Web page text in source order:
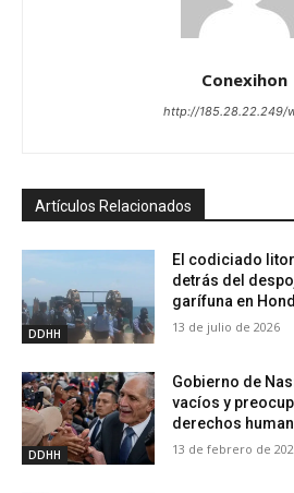
Conexihon
http://185.28.22.249/
Artículos Relacionados
DDHH
El codiciado
detrás del
garífuna en
13 de julio de 2026
DDHH
Gobierno de
vacíos y
derechos
13 de febrero de